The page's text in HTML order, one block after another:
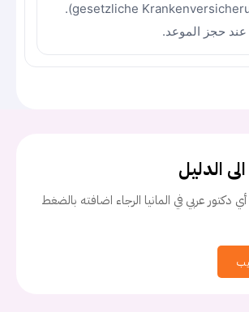
القانوني (gesetzliche Krankenversicherung).
عند حجز الموعد.
الدليل
دكتور عربي في المانيا الرجاء اضافته بالضغط